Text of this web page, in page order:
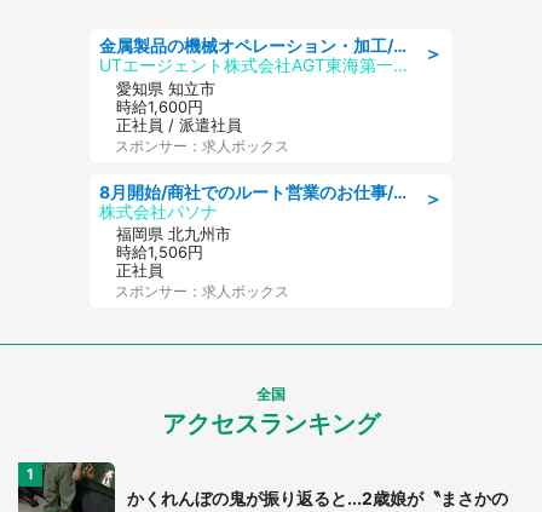
＞
金属製品の機械オペレーション・加工/寮完備/日払い/工場・製造
UTエージェント株式会社AGT東海第一CU
愛知県 知立市
時給1,600円
正社員 / 派遣社員
スポンサー：求人ボックス
＞
8月開始/商社でのルート営業のお仕事/即日勤務可/車通勤可/営業
株式会社パソナ
福岡県 北九州市
時給1,506円
正社員
スポンサー：求人ボックス
全国
アクセスランキング
かくれんぼの鬼が振り返ると...2歳娘が〝まさかの